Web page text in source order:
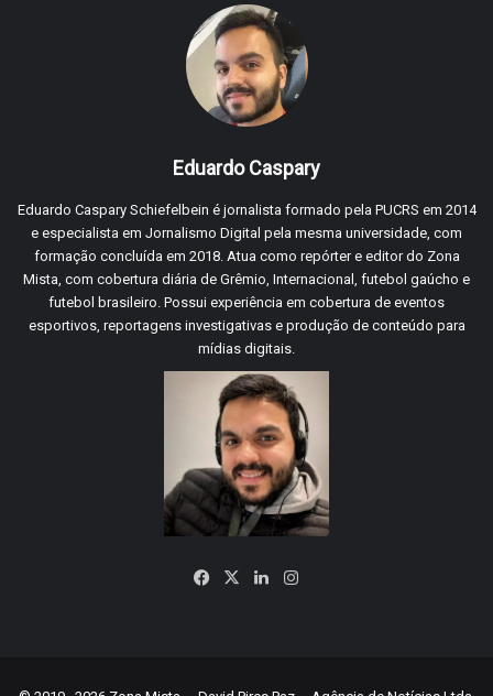
Eduardo Caspary
Eduardo Caspary Schiefelbein é jornalista formado pela PUCRS em 2014
e especialista em Jornalismo Digital pela mesma universidade, com
formação concluída em 2018. Atua como repórter e editor do Zona
Mista, com cobertura diária de Grêmio, Internacional, futebol gaúcho e
futebol brasileiro. Possui experiência em cobertura de eventos
esportivos, reportagens investigativas e produção de conteúdo para
mídias digitais.
Facebook
X LinkedinInstagram